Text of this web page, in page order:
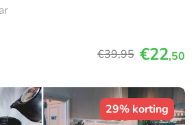
€39,95 €22,50
29% korting